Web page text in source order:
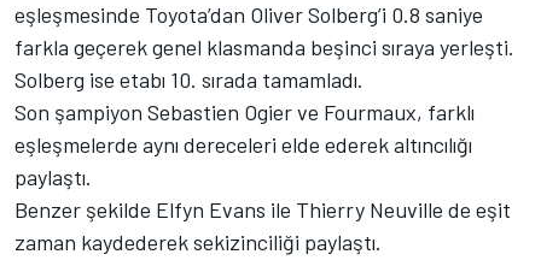
eşleşmesinde Toyota’dan Oliver Solberg’i 0.8 saniye
farkla geçerek genel klasmanda beşinci sıraya yerleşti.
Solberg ise etabı 10. sırada tamamladı.
Son şampiyon Sebastien Ogier ve Fourmaux, farklı
eşleşmelerde aynı dereceleri elde ederek altıncılığı
paylaştı.
Benzer şekilde Elfyn Evans ile Thierry Neuville de eşit
zaman kaydederek sekizinciliği paylaştı.